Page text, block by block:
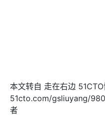
本文转自 走在右边
51cto.com/gsliuyang/
者